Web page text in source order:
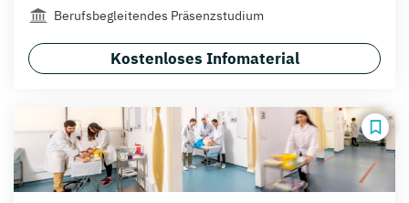
Berufsbegleitendes Präsenzstudium
Kostenloses Infomaterial